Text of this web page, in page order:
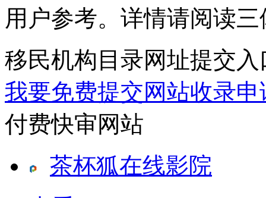
用户参考。详情请阅读
移民机构目录网址提交入
我要免费提交网站收录申
付费快审网站
茶杯狐在线影院